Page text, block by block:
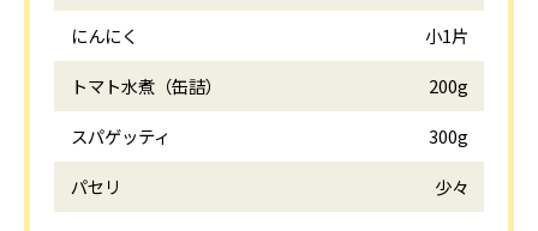
にんにく
小1片
トマト水煮（缶詰）
200g
スパゲッティ
300g
パセリ
少々